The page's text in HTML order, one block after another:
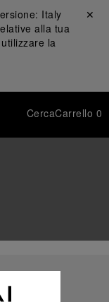
Italy
alla tua
la
Chiudi ✕
CercaCarrello 0